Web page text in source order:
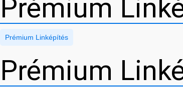
Prémium
Prémium Linképítés
Prémium